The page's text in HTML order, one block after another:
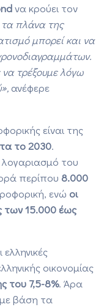
να κρούει τον
πλάνα της
μπορεί και να
τρέξουμε λόγω
ανέφερε
είναι της
το 2030.
του
περίπου 8.000
ενώ οι
των 15.000 έως
οικονομίας
του 7,5-8%. Άρα
βάση τα